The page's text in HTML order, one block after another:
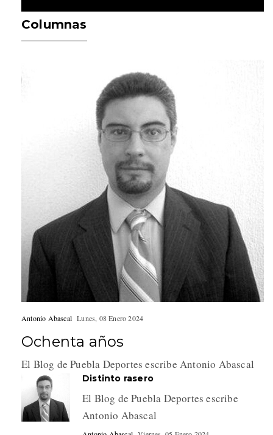
Columnas
Antonio Abascal Lunes, 08 Enero 2024
Ochenta años
El Blog de Puebla Deportes escribe Antonio Abascal
Distinto rasero
El Blog de Puebla Deportes escribe
Antonio Abascal